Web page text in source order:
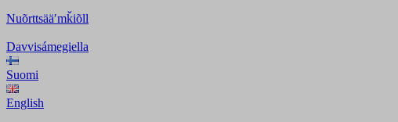
Nuõrttsääʹmǩiõll
Davvisámegiella
Suomi
English